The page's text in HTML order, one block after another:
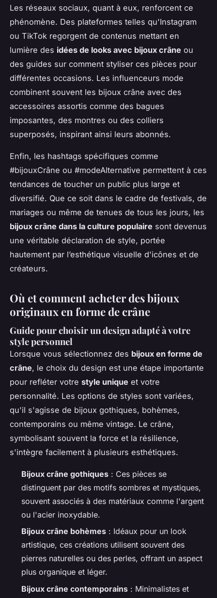
Les réseaux sociaux, quant à eux, renforcent ce
phénomène. Des plateformes telles qu'Instagram
ou TikTok regorgent de contenus mettant en
lumière des idées de looks avec bijoux crâne ou
des guides sur comment styliser ces pièces pour
différentes occasions. Les influenceurs mode
combinent souvent les bijoux crâne avec des
accessoires assortis comme des bagues
imposantes, des montres ou des colliers
superposés, inspirant ainsi leurs abonnés.
Enfin, les hashtags spécifiques comme
#bijouxCrâne ou #modeAlternative permettent à ces
tendances de toucher un public plus large et
diversifié. Que ce soit dans le cadre de festivals, de
mariages ou même de tenues de tous les jours, les
bijoux crâne dans la culture populaire sont devenus
une véritable déclaration de style, portée
hautement par l’esthétique visuelle d'icônes et de
créateurs.
Où et comment acheter des bijoux
originaux en forme de crâne
Guide pour choisir un design adapté à votre
style personnel
Lorsque vous sélectionnez des bijoux en forme de
crâne, le choix du design est une étape importante
pour refléter votre style unique et votre
personnalité. Les options de styles sont variées,
qu'il s'agisse de bijoux gothiques, bohèmes,
contemporains ou même vintage. Le crâne,
symbolisant souvent la force et la résilience,
s'intègre facilement à plusieurs esthétiques.
Bijoux crâne gothiques : Ces pièces se
distinguent par des motifs sombres et mystiques,
souvent associés à des matériaux comme l'argent
ou l'acier inoxydable.
Bijoux crâne bohèmes : Idéaux pour un look
artistique, ces créations utilisent souvent des
pierres naturelles ou des perles, offrant un aspect
plus organique et léger.
Bijoux crâne contemporains : Minimalistes et